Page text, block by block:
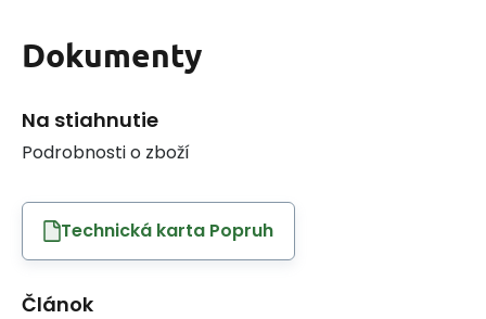
Dokumenty
Na stiahnutie
Podrobnosti o zboží
Technická karta Popruh
Článok